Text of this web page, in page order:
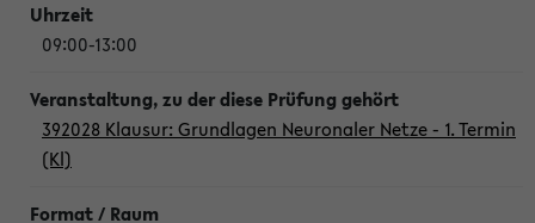
09:00-13:00
392028 Klausur: Grundlagen Neuronaler Netze - 1. Termin
(Kl)